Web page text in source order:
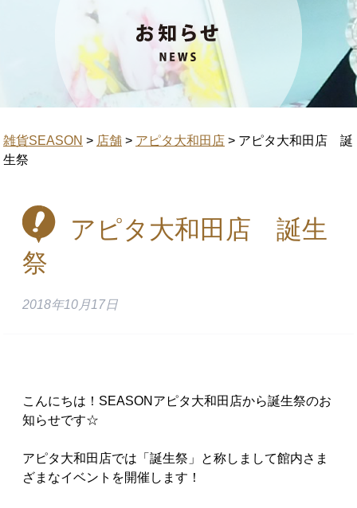
雑貨SEASON > 店舗 > アピタ大和田店 > アピタ大和田店 誕
生祭
アピタ大和田店 誕生
祭
2018年10月17日
こんにちは！SEASONアピタ大和田店から誕生祭のお
知らせです☆
アピタ大和田店では「誕生祭」と称しまして館内さま
ざまなイベントを開催します！